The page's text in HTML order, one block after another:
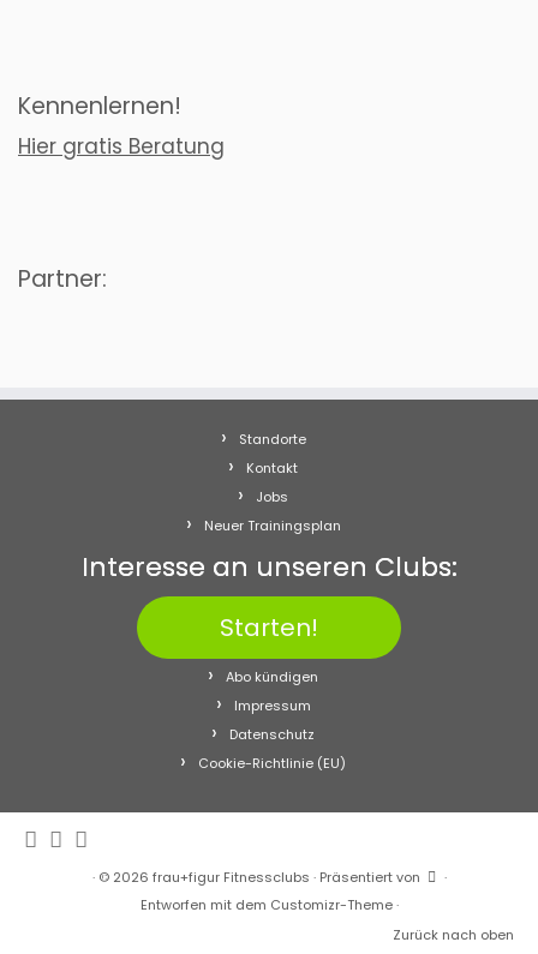
Kennenlernen!
Hier gratis Beratung
Partner:
Standorte
Kontakt
Jobs
Neuer Trainingsplan
Interesse an unseren Clubs:
Starten!
Abo kündigen
Impressum
Datenschutz
Cookie-Richtlinie (EU)
· © 2026 frau+figur Fitnessclubs · Präsentiert von
·
Entworfen mit dem Customizr-Theme·
Zurück nach oben